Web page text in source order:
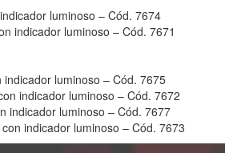
luminoso – Cód. 7674
indicador luminoso – Cód. 7671
luminoso – Cód. 7675
indicador luminoso – Cód. 7672
indicador luminoso – Cód. 7677
indicador luminoso – Cód. 7673